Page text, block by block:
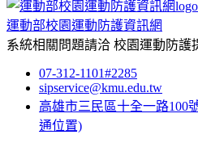
運動部校園運動防護資訊網
系統相關問題請洽 校園運動防護
07-312-1101#2285
sipservice@kmu.edu.tw
高雄市三民區十全一路100
通位置)